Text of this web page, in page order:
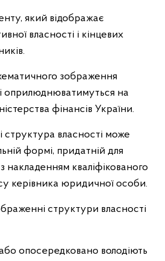
який відображає
власності і кінцевих
зображення
оприлюднюватимуться на
фінансів України.
структура власності може
формі, придатній для
накладенням кваліфікованого
керівника юридичної особи.
структури власності
опосередковано володіють